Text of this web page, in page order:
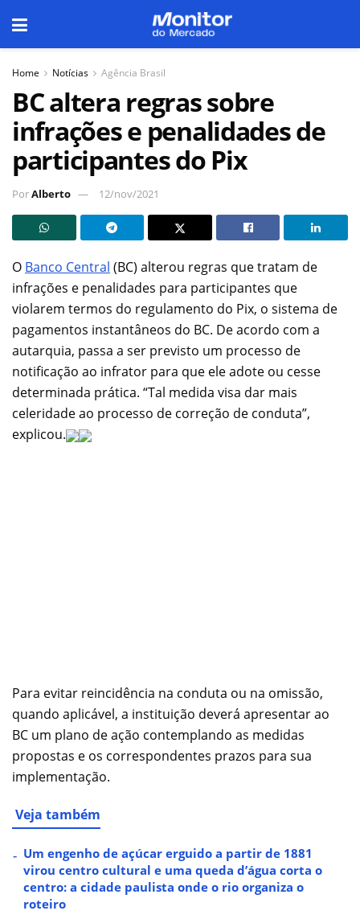
Home Notícias Agência Brasil
BC altera regras sobre
infrações e penalidades de
participantes do Pix
PorAlberto 12/nov/2021
O Banco Central (BC) alterou regras que tratam de
infrações e penalidades para participantes que
violarem termos do regulamento do Pix, o sistema de
pagamentos instantâneos do BC. De acordo com a
autarquia, passa a ser previsto um processo de
notificação ao infrator para que ele adote ou cesse
determinada prática. “Tal medida visa dar mais
celeridade ao processo de correção de conduta”,
explicou.
Para evitar reincidência na conduta ou na omissão,
quando aplicável, a instituição deverá apresentar ao
BC um plano de ação contemplando as medidas
propostas e os correspondentes prazos para sua
implementação.
Veja também
Um engenho de açúcar erguido a partir de 1881
virou centro cultural e uma queda d’água corta o
centro: a cidade paulista onde o rio organiza o
roteiro